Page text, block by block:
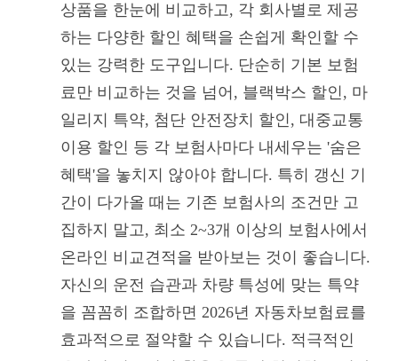
상품을 한눈에 비교하고, 각 회사별로 제공
하는 다양한 할인 혜택을 손쉽게 확인할 수
있는 강력한 도구입니다. 단순히 기본 보험
료만 비교하는 것을 넘어, 블랙박스 할인, 마
일리지 특약, 첨단 안전장치 할인, 대중교통
이용 할인 등 각 보험사마다 내세우는 '숨은
혜택'을 놓치지 않아야 합니다. 특히 갱신 기
간이 다가올 때는 기존 보험사의 조건만 고
집하지 말고, 최소 2~3개 이상의 보험사에서
온라인 비교견적을 받아보는 것이 좋습니다.
자신의 운전 습관과 차량 특성에 맞는 특약
을 꼼꼼히 조합하면 2026년 자동차보험료를
효과적으로 절약할 수 있습니다. 적극적인